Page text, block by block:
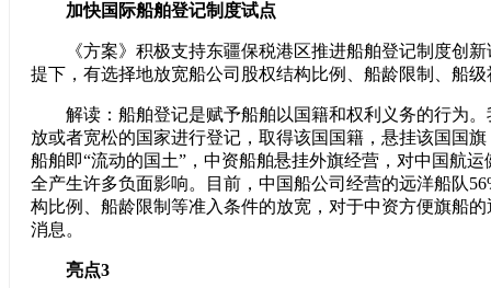
加快国际船舶登记制度试点
《方案》积极支持东疆保税港区推进船舶登记制度创新
提下，有选择地放宽船公司股权结构比例、船龄限制、船
解读：船舶登记是赋予船舶以国籍和权利义务的行为。
放或者宽松的国家进行登记，取得该国国籍，悬挂该国国
船舶即“流动的国土”，中资船舶悬挂外旗经营，对中国航
全产生许多负面影响。目前，中国船公司经营的远洋船队
构比例、船龄限制等准入条件的放宽，对于中资方便旗船
消息。
亮点3